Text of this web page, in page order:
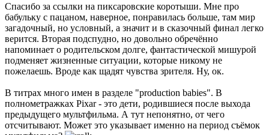
Спасибо за ссылки на пиксаровские коротыши. Мне про
бабульку с пацаном, наверное, понравилась больше, там мир
загадочный, но условный, а значит и в сказочный финал легко
верится. Вторая подспудно, но довольно обречённо
напоминает о родительском долге, фантастической мишурой
подменяет жизненные ситуации, которые никому не
пожелаешь. Вроде как щадят чувства зрителя. Ну, ок.
В титрах много имен в разделе "production babies". В
полнометражках Pixar - это дети, родившиеся после выхода
предыдущего мультфильма. А тут непонятно, от чего
отсчитывают. Может это указывает именно на период съёмок